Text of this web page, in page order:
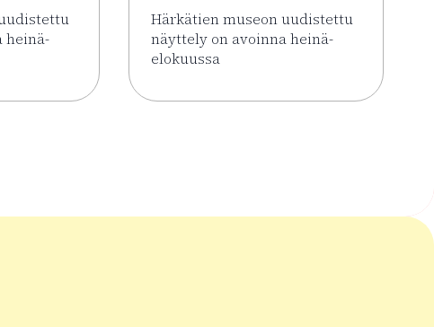
keaällä 2026
heinä-
Härkätien museon uudistettu näyttely avoinna keaällä
Härkätien museon uudistettu
näyttely on avoinna heinä-
elokuussa
Lue lisää tapahtumasta Härkätien